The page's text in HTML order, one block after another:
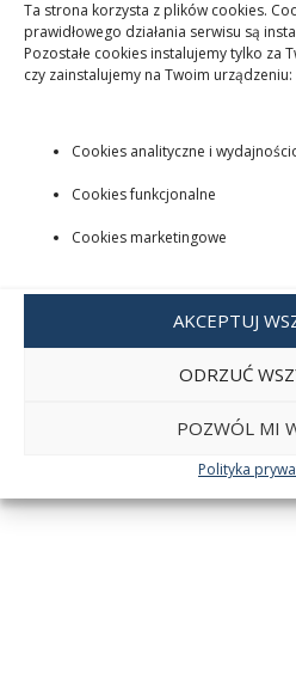
Ta strona korzysta z plików cookies.
prawidłowego działania serwisu są
Pozostałe cookies instalujemy tylko za
czy zainstalujemy na Twoim urządzeniu:
Cookies analityczne i
Cookies funkcjonalne
Cookies marketingowe
AKCEPTUJ
ODRZUĆ
POZWÓL MI
Polityka